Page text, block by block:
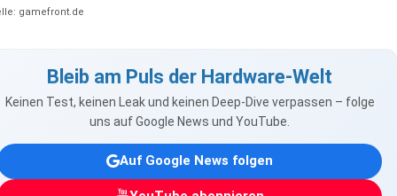
gamefront.de
Bleib am Puls der Hardware-Welt
Keinen Test, keinen Leak und keinen Deep-Dive verpassen – folge
uns auf Google News und YouTube.
Auf Google News folgen